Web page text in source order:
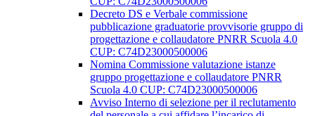
Decreto DS e Verbale commissione
pubblicazione graduatorie provvisorie gruppo di
progettazione e collaudatore PNRR Scuola 4.0
CUP: C74D23000500006
Nomina Commissione valutazione istanze
gruppo progettazione e collaudatore PNRR
Scuola 4.0 CUP: C74D23000500006
Avviso Interno di selezione per il reclutamento